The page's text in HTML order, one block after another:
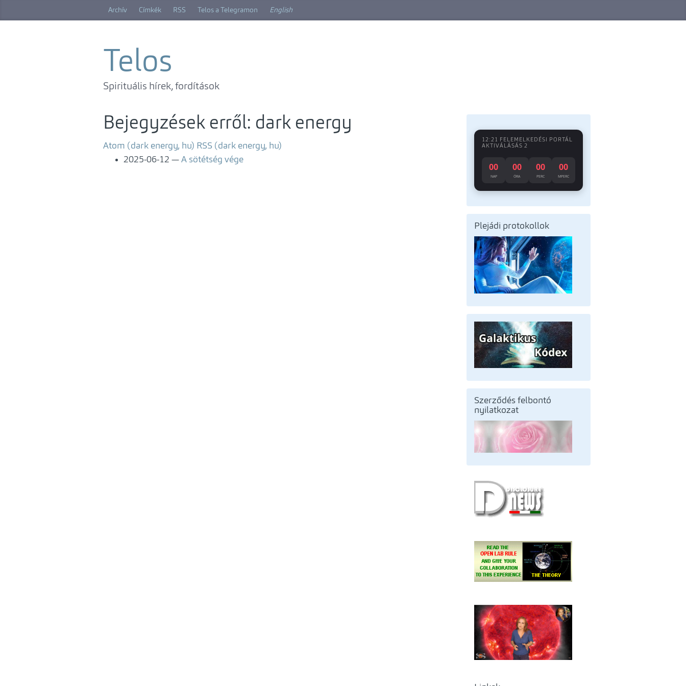
Archív Címkék RSS Telos a Telegramon English
Telos
Spirituális hírek, fordítások
Bejegyzések erről: dark energy
Atom (dark energy, hu) RSS (dark energy, hu)
2025-06-12
A sötétség vége
12:21 FELEMELKEDÉSI PORTÁL
AKTIVÁLÁSÁS 2
00
NAP
00
ÓRA
00
PERC
00
MPERC
Plejádi protokollok
Szerződés felbontó
nyilatkozat